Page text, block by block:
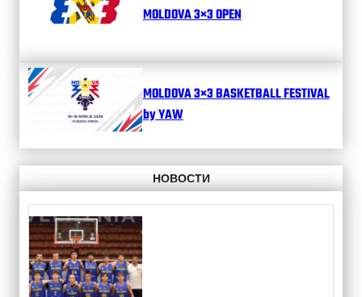
MOLDOVA 3×3 OPEN
MOLDOVA 3×3 BASKETBALL FESTIVAL
by YAW
НОВОСТИ